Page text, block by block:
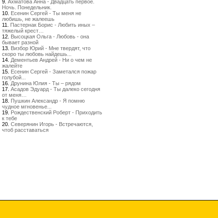
9. Ахматова Анна - Двадцать первое.
Ночь. Понедельник.
10. Есенин Сергей - Ты меня не
любишь, не жалеешь
11. Пастернак Борис - Любить иных –
тяжелый крест…
12. Высоцкая Ольга - Любовь - она
бывает разной
13. Визбор Юрий - Мне твердят, что
скоро ты любовь найдешь...
14. Дементьев Андрей - Ни о чем не
жалейте
15. Есенин Сергей - Заметался пожар
голубой...
16. Друнина Юлия - Ты – рядом
17. Асадов Эдуард - Ты далеко сегодня
от меня…
18. Пушкин Александр - Я помню
чудное мгновенье...
19. Рождественский Роберт - Приходить
к тебе
20. Северянин Игорь - Встречаются,
чтоб расставаться